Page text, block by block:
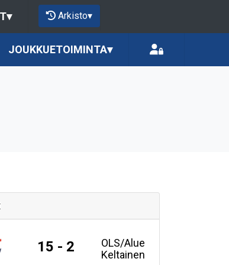
▾ Arkisto▾
JOUKKUETOIMINTA▾
15 - 2
OLS/Alue
Keltainen